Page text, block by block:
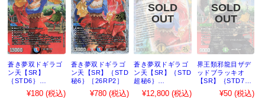
蒼き夢双ドギラゴ
ン天【SR】
｛STD6｝
［26RP2］
¥180 (税込)
蒼き夢双ドギラゴ
ン天【SR】｛STD
秘6｝［26RP2］
¥780 (税込)
蒼き夢双ドギラゴ
ン天【SR】｛STD
超秘6｝
［26RP2］
¥12,800 (税込)
界王類邪龍目ザデ
ッドブラッキオ
【SR】｛STD7｝
［26RP2］
¥50 (税込)